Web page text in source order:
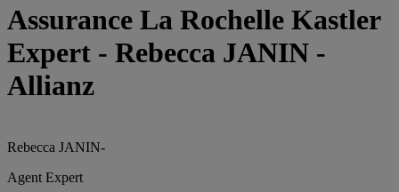
Assurance La Rochelle Kastler
Expert - Rebecca JANIN -
Allianz
Rebecca JANIN-
Agent Expert